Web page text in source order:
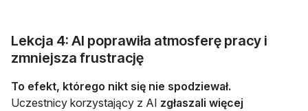
Lekcja 4: AI poprawiła atmosferę pracy i
zmniejsza frustrację
To efekt, którego nikt się nie spodziewał.
Uczestnicy korzystający z AI zgłaszali więcej